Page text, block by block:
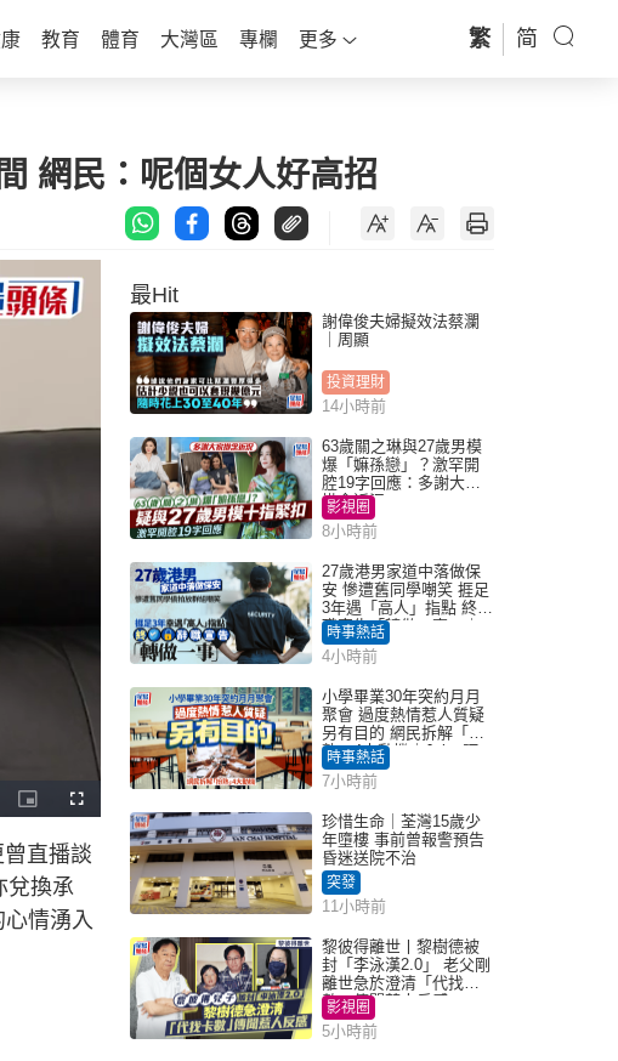
教育 體育 大灣區 專欄 更多 繁 简
網民：呢個女人好高招
P
i
u
r
e
-
n
F
u
s
c
n
直播談
兌換承
情湧入
最Hit
謝偉俊夫婦擬效法蔡瀾
｜周顯
投資理財
14小時前
63歲關之琳與27歲男模
爆「嫲孫戀」？激罕開
腔19字回應：多謝大家
掛念近況
影視圈
8小時前
27歲港男家道中落做保
安 慘遭舊同學嘲笑 捱足
3年遇「高人」指點 終辭
職宣告「轉做一事」｜
Juicy叮
時事熱話
4小時前
小學畢業30年突約月月
聚會 過度熱情惹人質疑
另有目的 網民拆解「扮
熟」4大動機｜Juicy叮
時事熱話
7小時前
珍惜生命｜荃灣15歲少
年墮樓 事前曾報警預告
昏迷送院不治
突發
11小時前
黎彼得離世丨黎樹德被
封「李泳漢2.0」 老父剛
離世急於澄清「代找卡
數」傳聞惹人反感
影視圈
5小時前